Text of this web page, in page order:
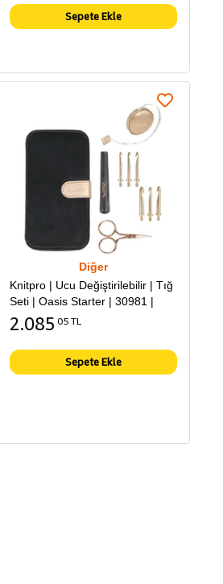
Sepete Ekle
Diğer
Knitpro | Ucu Değiştirilebilir | Tığ
Seti | Oasis Starter | 30981 |
2.085 05 TL
Sepete Ekle